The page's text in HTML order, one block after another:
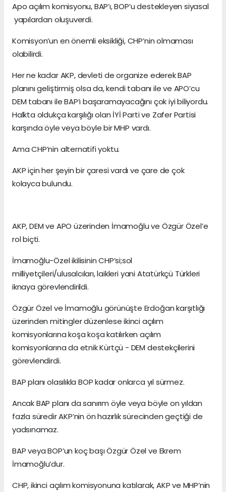
Apo açılım komisyonu, BAP’ı, BOP’u destekleyen siyasal
yapılardan oluşuverdi.
Komisyon’un en önemli eksikliği, CHP’nin olmaması
olabilirdi.
Her ne kadar AKP, devleti de organize ederek BAP
planını geliştirmiş olsa da, kendi tabanı ile ve APO’cu
DEM tabanı ile BAP’ı başaramayacağını çok iyi biliyordu.
Halkta oldukça karşılığı olan İYİ Parti ve Zafer Partisi
karşında öyle veya böyle bir MHP vardı.
Ama CHP’nin alternatifi yoktu.
AKP için her şeyin bir çaresi vardı ve çare de çok
kolayca bulundu.
AKP, DEM ve APO üzerinden İmamoğlu ve Özgür Özel’e
rol biçti.
İmamoğlu-Özel ikilisinin CHP’si;sol
milliyetçileri/ulusalcıları, laikleri yani Atatürkçü Türkleri
iknaya görevlendirildi.
Özgür Özel ve İmamoğlu görünüşte Erdoğan karşıtlığı
üzerinden mitingler düzenlese ikinci açılım
komisyonlarına koşa koşa katılırken açılım
komisyonlarına da etnik Kürtçü - DEM destekçilerini
görevlendirdi.
BAP planı olasılıkla BOP kadar onlarca yıl sürmez.
Ancak BAP planı da sanırım öyle veya böyle on yıldan
fazla süredir AKP’nin ön hazırlık sürecinden geçtiği de
yadsınamaz.
BAP veya BOP’un koç başı Özgür Özel ve Ekrem
İmamoğlu’dur.
CHP, ikinci açılım komisyonuna katılarak, AKP ve MHP’nin